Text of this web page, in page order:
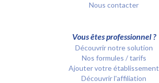
Nous contacter
Vous êtes professionnel ?
Découvrir notre solution
Nos formules / tarifs
Ajouter votre établissement
Découvrir l'affiliation